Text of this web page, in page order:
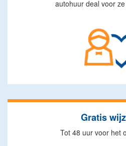
autohuur deal voor
Gratis
Tot 48 uur voor het